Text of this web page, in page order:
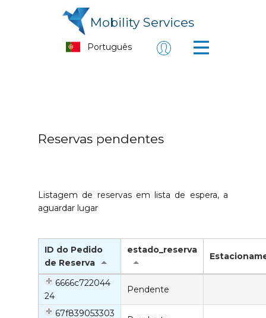
Mobility Services
Reservas pendentes
Listagem de reservas em lista de espera, a
aguardar lugar
ID do Pedido
de Reserva
estado_reserva
6666c722044
24
Pendente
67f839053303